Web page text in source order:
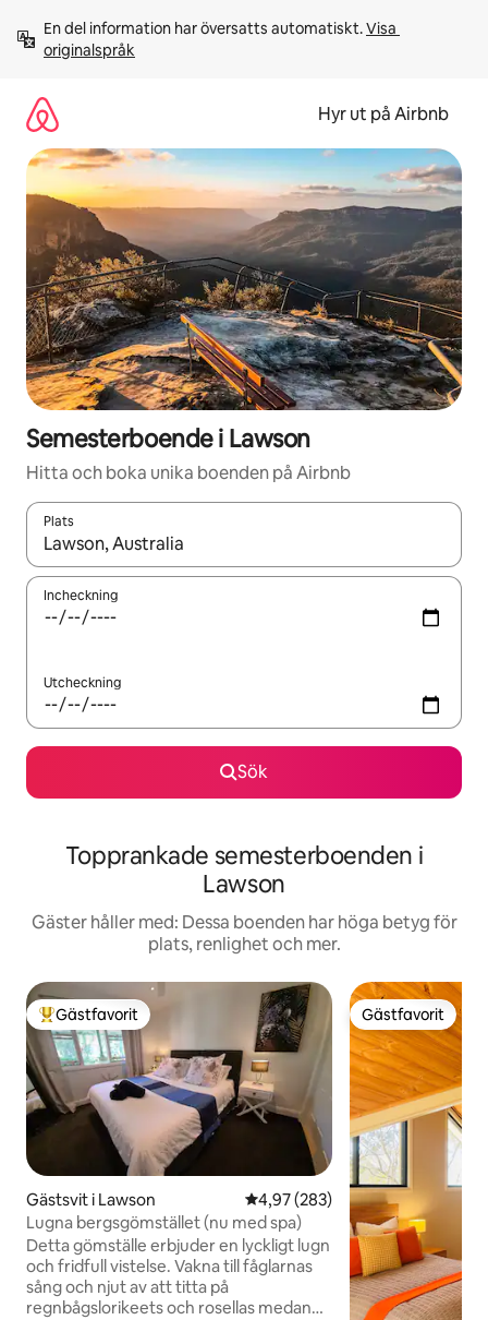
innehåll
En del information har översatts automatiskt. Visa
originalspråk
Hyr ut på Airbnb
Semesterboende i Lawson
Hitta och boka unika boenden på Airbnb
Plats
När resultaten är tillgängliga kan du navigera med upp- och
Incheckning
Utcheckning
Sök
Topprankade semesterboenden i
Lawson
Gäster håller med: Dessa boenden har höga betyg för
plats, renlighet och mer.
Populär gästfavorit
Gästfavorit
Gästsvit i Lawson 4,97 av 5 i genomsnittligt
4,97 (283)
Lugna bergsgömstället (nu med spa)
Detta gömställe erbjuder en lyckligt lugn
och fridfull vistelse. Vakna till fåglarnas
sång och njut av att titta på
regnbågslorikeets och rosellas medan
Gästfavorit
Gästfavorit